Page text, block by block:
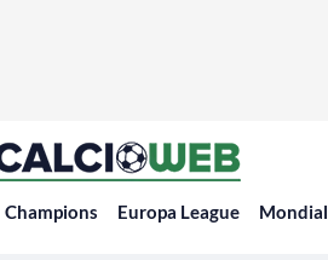
Champions Europa League